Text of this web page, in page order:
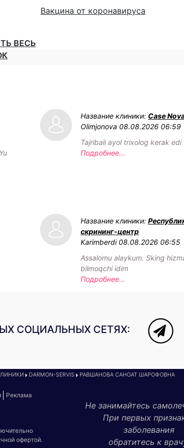
Вакцина от коронавируса
ВЕСЬ
Название клиники: Case
Olimjonova 08.08.2026 06:59
Tajribali ayol trixolog kerak edi
Подробнее...
Название клиники:
скрининг-центр
Karimberdi 08.08.2026 06:55
Assalomu alaykum. Sking
bilmoqchi idim
Подробнее...
СОЦИАЛЬНЫХ СЕТЯХ:
DARMON-SERVIS РАВШАНОВА САНОАТ ШАРОФОВНА
Реклама
офертой.
Не занимайтесь
При первых
заболевания
обратитесь к